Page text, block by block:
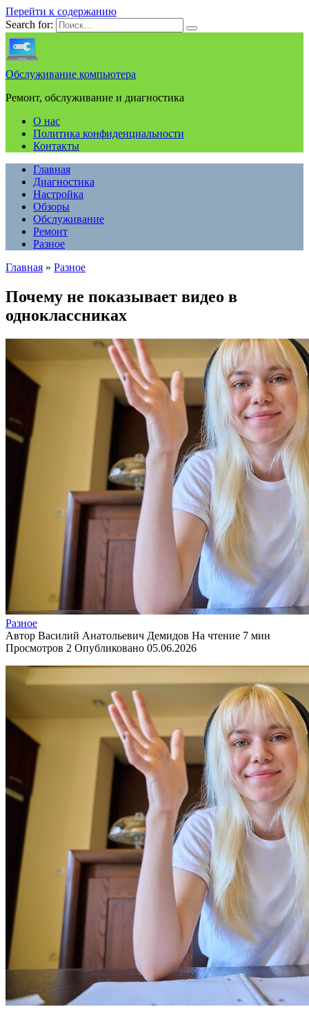
Перейти к содержанию
Search for:
Обслуживание компьютера
Ремонт, обслуживание и диагностика
О нас
Политика конфиденциальности
Контакты
Главная
Диагностика
Настройка
Обзоры
Обслуживание
Ремонт
Разное
Главная » Разное
Почему не показывает видео в
одноклассниках
Разное
Автор Василий Анатольевич Демидов На чтение 7 мин
Просмотров 2 Опубликовано 05.06.2026